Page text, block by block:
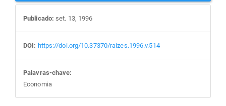
Publicado: set. 13, 1996
DOI: https://doi.org/10.37370/raizes.1996.v.514
Palavras-chave:
Economia